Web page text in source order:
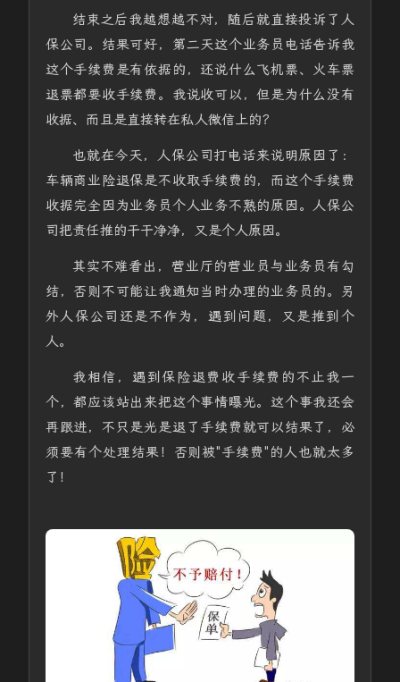
结束之后我越想越不对，随后就直接投诉了人
保公司。结果可好，第二天这个业务员电话告诉我
这个手续费是有依据的，还说什么飞机票、火车票
退票都要收手续费。我说收可以，但是为什么没有
收据、而且是直接转在私人微信上的？
也就在今天，人保公司打电话来说明原因了：
车辆商业险退保是不收取手续费的，而这个手续费
收据完全因为业务员个人业务不熟的原因。人保公
司把责任推的干干净净，又是个人原因。
其实不难看出，营业厅的营业员与业务员有勾
结，否则不可能让我通知当时办理的业务员的。另
外人保公司还是不作为，遇到问题，又是推到个
人。
我相信，遇到保险退费收手续费的不止我一
个，都应该站出来把这个事情曝光。这个事我还会
再跟进，不只是光是退了手续费就可以结果了，必
须要有个处理结果！否则被"手续费"的人也就太多
了！